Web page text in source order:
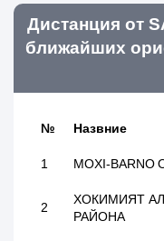
Дистанция от
ближайших
№ Назвние
1 MOXI-BARNO
2
ХОКИМИЯТ
РАЙОНА